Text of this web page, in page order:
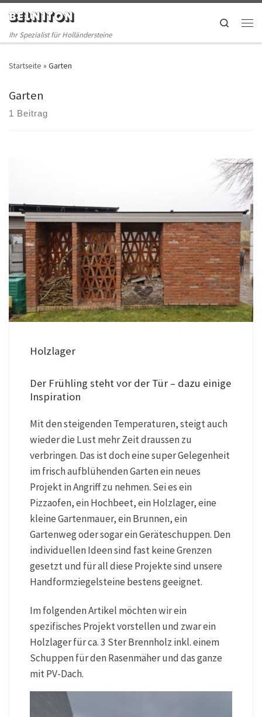
Skip to content
BELNITON
Ihr Spezialist für Holländersteine
Search
Startseite » Garten
Garten
1 Beitrag
Holzlager
Der Frühling steht vor der Tür – dazu einige
Inspiration
Mit den steigenden Temperaturen, steigt auch
wieder die Lust mehr Zeit draussen zu
verbringen. Das ist doch eine super Gelegenheit
im frisch aufblühenden Garten ein neues
Projekt in Angriff zu nehmen. Sei es ein
Pizzaofen, ein Hochbeet, ein Holzlager, eine
kleine Gartenmauer, ein Brunnen, ein
Gartenweg oder sogar ein Geräteschuppen. Den
individuellen Ideen sind fast keine Grenzen
gesetzt und für all diese Projekte sind unsere
Handformziegelsteine bestens geeignet.
Im folgenden Artikel möchten wir ein
spezifisches Projekt vorstellen und zwar ein
Holzlager für ca. 3 Ster Brennholz inkl. einem
Schuppen für den Rasenmäher und das ganze
mit PV-Dach.